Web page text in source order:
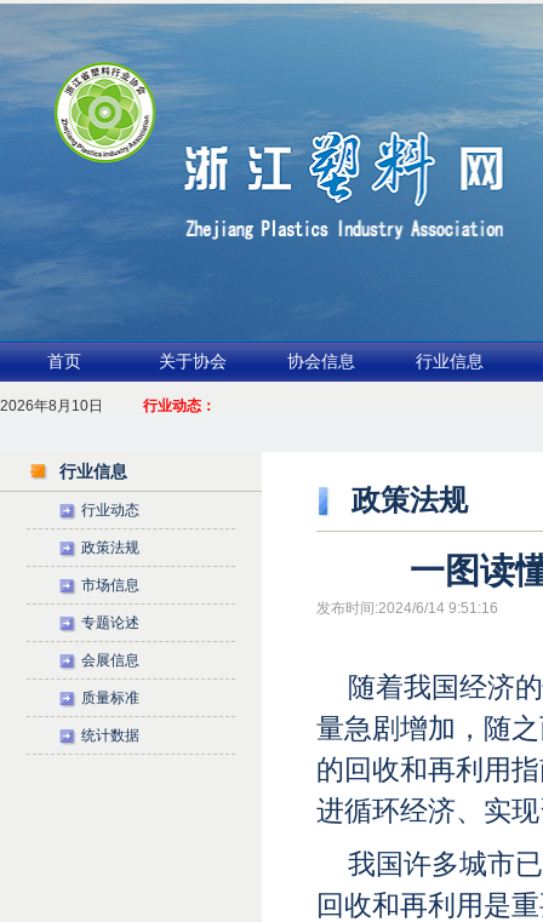
首页 关于协会 协会信息 行业信息
2026年8月10日 行业动态：
聚力产业链 共启新征程
行业信息
行业动态
政策法规
市场信息
专题论述
会展信息
质量标准
统计数据
政策法规
一图读
发布时间:2024/6/14 9:51:16
随着我国经济
量急剧增加，随
的回收和再利用
进循环经济、实
我国许多城市
回收和再利用是